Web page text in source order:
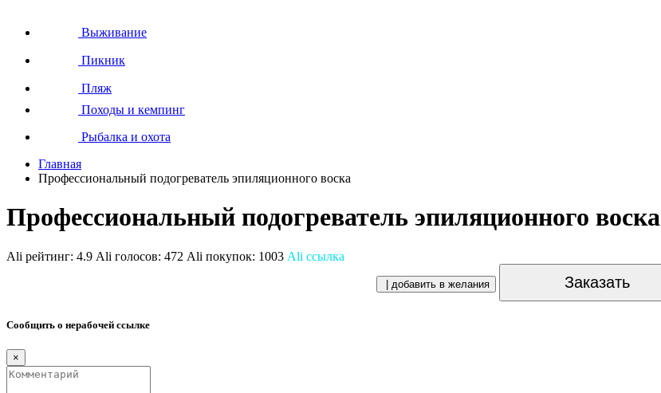
Выживание
Пикник
Пляж
Походы и кемпинг
Рыбалка и охота
Главная
Профессиональный подогреватель эпиляционного воска
Профессиональный подогреватель эпиляционного воска
Ali рейтинг: 4.9 Ali голосов: 472 Ali покупок: 1003 Ali ссылка
| добавить в желания Заказать
Сообщить о нерабочей ссылке
×